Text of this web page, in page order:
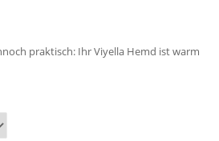
praktisch: Ihr Viyella Hemd ist warm